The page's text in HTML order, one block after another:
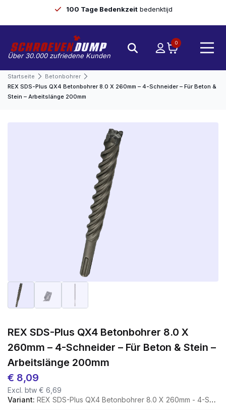
100 Tage Bedenkzeitbedenktijd
Über 30.000 zufriedene Kunden
0
Startseite
Betonbohrer
REX SDS-Plus QX4 Betonbohrer 8.0 X 260mm – 4-Schneider – Für Beton &
Stein – Arbeitslänge 200mm
REX SDS-Plus QX4 Betonbohrer 8.0 X
260mm – 4-Schneider – Für Beton & Stein –
Arbeitslänge 200mm
€ 8,09
Excl. btw € 6,69
Variant: REX SDS-Plus QX4 Betonbohrer 8.0 X 260mm - 4-Schneider - Für Beton & Stein - Arbeitslänge 200mm